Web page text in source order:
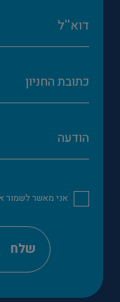
אני מאשר לשמור
שלח